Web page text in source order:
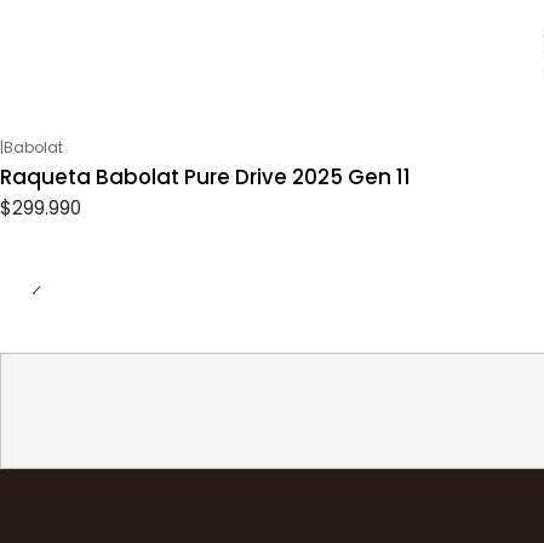
|Babolat
Raqueta Babolat Pure Drive 2025 Gen 11
$299.990